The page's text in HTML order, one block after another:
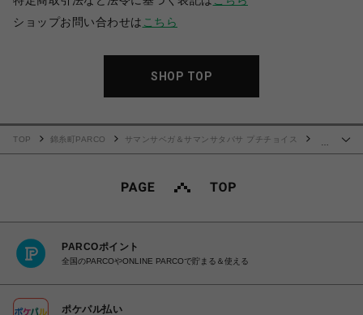
ショップお問い合わせは こちら
SHOP TOP
TOP 錦糸町PARCO
サマンサベガ＆サマンサタバサ プチチョイス
PARCOポイント
全国のPARCOやONLINE PARCOで貯まる＆使える
ポケパル払い